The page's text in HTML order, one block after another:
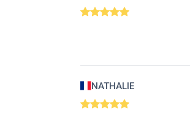
NATHALIE